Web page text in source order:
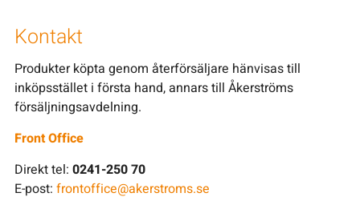
Kontakt
Produkter köpta genom återförsäljare hänvisas till
inköpsstället i första hand, annars till Åkerströms
försäljningsavdelning.
Front Office
Direkt tel: 0241-250 70
E-post: frontoffice@akerstroms.se